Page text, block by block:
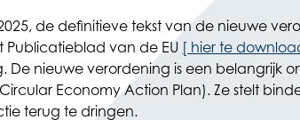
de definitieve tekst van de nieuwe
van de EU [ hier te
De nieuwe verordening is een
Economy Action Plan). Ze stelt
terug te dringen.